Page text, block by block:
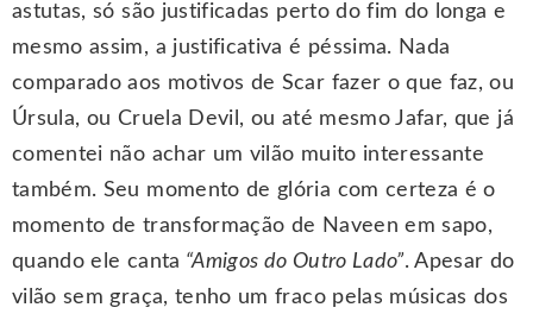
astutas, só são justificadas perto do fim do longa e
mesmo assim, a justificativa é péssima. Nada
comparado aos motivos de Scar fazer o que faz, ou
Úrsula, ou Cruela Devil, ou até mesmo Jafar, que já
comentei não achar um vilão muito interessante
também. Seu momento de glória com certeza é o
momento de transformação de Naveen em sapo,
quando ele canta “Amigos do Outro Lado”. Apesar do
vilão sem graça, tenho um fraco pelas músicas dos